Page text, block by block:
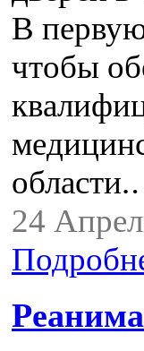
В
чтобы
24